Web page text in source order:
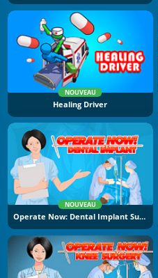
NOUVEAU
Healing Driver
NOUVEAU
Operate Now: Dental Implant Surgery